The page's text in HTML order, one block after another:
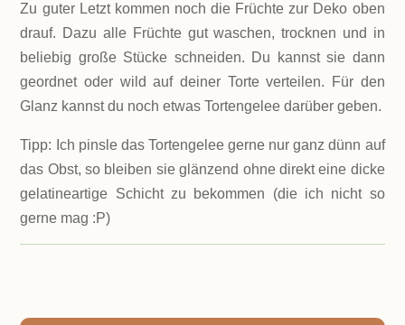
Zu guter Letzt kommen noch die Früchte zur Deko oben
drauf. Dazu alle Früchte gut waschen, trocknen und in
beliebig große Stücke schneiden. Du kannst sie dann
geordnet oder wild auf deiner Torte verteilen. Für den
Glanz kannst du noch etwas Tortengelee darüber geben.
Tipp: Ich pinsle das Tortengelee gerne nur ganz dünn auf
das Obst, so bleiben sie glänzend ohne direkt eine dicke
gelatineartige Schicht zu bekommen (die ich nicht so
gerne mag :P)